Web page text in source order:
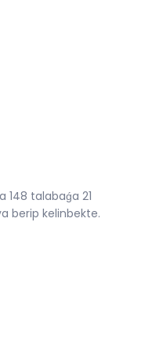
148 talabaǵa 21
berip kelinbekte.